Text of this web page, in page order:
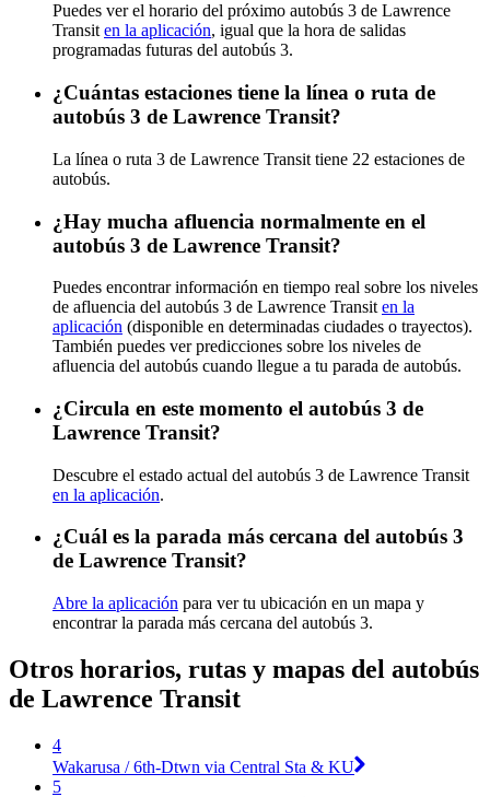
Puedes ver el horario del próximo autobús 3 de Lawrence
Transit en la aplicación, igual que la hora de salidas
programadas futuras del autobús 3.
¿Cuántas estaciones tiene la línea o ruta de
autobús 3 de Lawrence Transit?
La línea o ruta 3 de Lawrence Transit tiene 22 estaciones de
autobús.
¿Hay mucha afluencia normalmente en el
autobús 3 de Lawrence Transit?
Puedes encontrar información en tiempo real sobre los niveles
de afluencia del autobús 3 de Lawrence Transit en la
aplicación (disponible en determinadas ciudades o trayectos).
También puedes ver predicciones sobre los niveles de
afluencia del autobús cuando llegue a tu parada de autobús.
¿Circula en este momento el autobús 3 de
Lawrence Transit?
Descubre el estado actual del autobús 3 de Lawrence Transit
en la aplicación.
¿Cuál es la parada más cercana del autobús 3
de Lawrence Transit?
Abre la aplicación para ver tu ubicación en un mapa y
encontrar la parada más cercana del autobús 3.
Otros horarios, rutas y mapas del autobús
de Lawrence Transit
4
Wakarusa / 6th-Dtwn via Central Sta & KU
5